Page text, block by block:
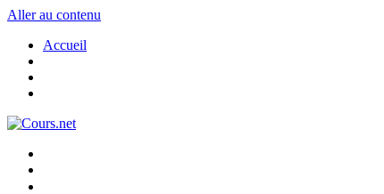
Aller au contenu
Accueil